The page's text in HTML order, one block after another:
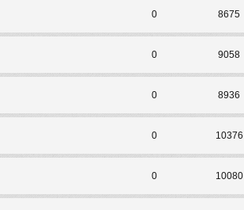
0 8675
0 9058
0 8936
0 10376
0 10080